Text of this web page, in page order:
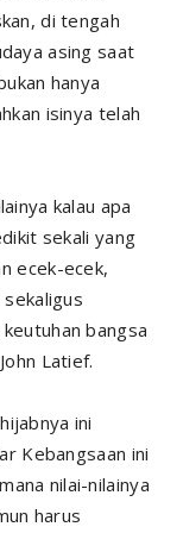
di tengah
asing saat
hanya
isinya telah
kalau apa
sekali yang
ecek-ecek,
bangsa
Latief.
ini
Kebangsaan ini
nilai-nilainya
harus